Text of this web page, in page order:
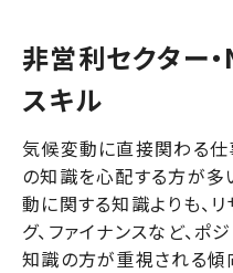
非営利セクター
スキル
気候変動に直接関わる仕
の知識を心配する方が多
動に関する知識よりも、
グ、ファイナンスなど、
知識の方が重視される傾